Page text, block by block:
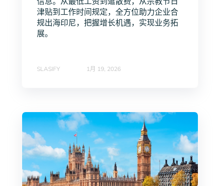
津贴到工作时间规定，全方位助力企业合
规出海印尼，把握增长机遇，实现业务拓
展。
SLASIFY 1月 19, 2026